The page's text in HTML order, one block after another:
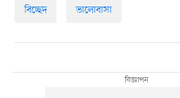
বিচ্ছেদ ভালোবাসা